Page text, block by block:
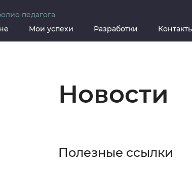
Новости
Полезные ссылки
педагога
Мои успехи Разработки